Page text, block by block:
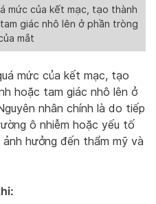
mức của kết mạc, tạo thành
giác nhô lên ở phần tròng
mắt
mức của kết mạc, tạo
hoặc tam giác nhô lên ở
nhân chính là do tiếp
ô nhiễm hoặc yếu tố
hưởng đến thẩm mỹ và